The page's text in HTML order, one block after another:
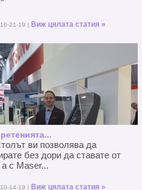
21-19 | Виж цялата статия »
ви позволява да
без дори да ставате от
а с Maser...
14-19 | Виж цялата статия »